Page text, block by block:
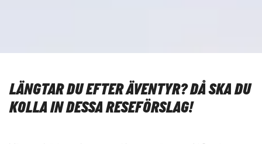
LÄNGTAR DU EFTER ÄVENTYR? DÅ SKA DU
KOLLA IN DESSA RESEFÖRSLAG!